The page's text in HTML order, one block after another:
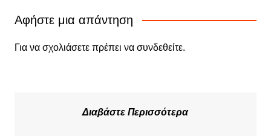
Αφήστε μια απάντηση
Για να σχολιάσετε πρέπει να συνδεθείτε.
Διαβάστε Περισσότερα